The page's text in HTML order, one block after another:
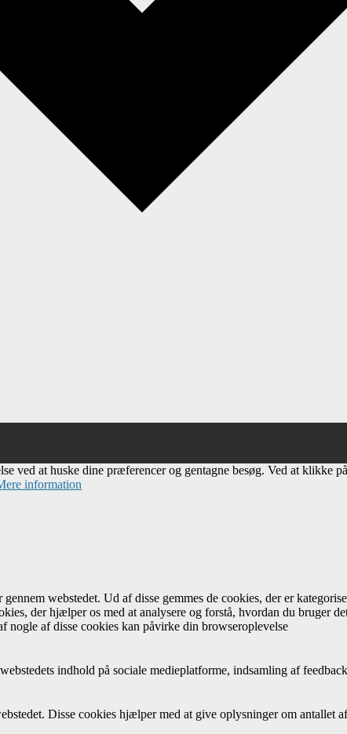
ved at huske dine præferencer og gentagne besøg. Ved at klikke
information
webstedet. Ud af disse gemmes de cookies, der er
der hjælper os med at analysere og forstå, hvordan du bruger
af disse cookies kan påvirke din browseroplevelse
indhold på sociale medieplatforme, indsamling af
Disse cookies hjælper med at give oplysninger om antallet